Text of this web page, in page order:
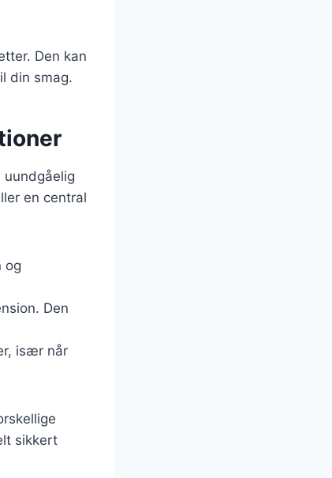
Den kan
din smag.
en central
og
Den
især når
sikkert